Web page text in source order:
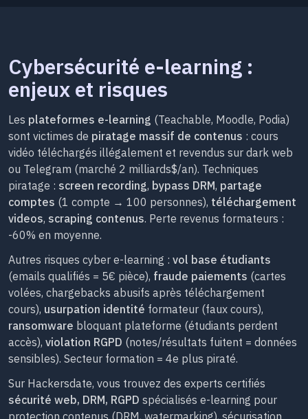
Cybersécurité e-learning :
enjeux et risques
Les plateformes e-learning (Teachable, Moodle, Podia)
sont victimes de piratage massif de contenus : cours
vidéo téléchargés illégalement et revendus sur dark web
ou Telegram (marché 2 milliards$/an). Techniques
piratage : screen recording, bypass DRM, partage
comptes (1 compte → 100 personnes), téléchargement
videos, scraping contenus. Perte revenus formateurs :
-60% en moyenne.
Autres risques cyber e-learning : vol base étudiants
(emails qualifiés = 5€ pièce), fraude paiements (cartes
volées, chargebacks abusifs après téléchargement
cours), usurpation identité formateur (faux cours),
ransomware bloquant plateforme (étudiants perdent
accès), violation RGPD (notes/résultats fuitent = données
sensibles). Secteur formation = 4e plus piraté.
Sur Hackersdate, vous trouvez des experts certifiés
sécurité web, DRM, RGPD spécialisés e-learning pour
protection contenus (DRM, watermarking), sécurisation